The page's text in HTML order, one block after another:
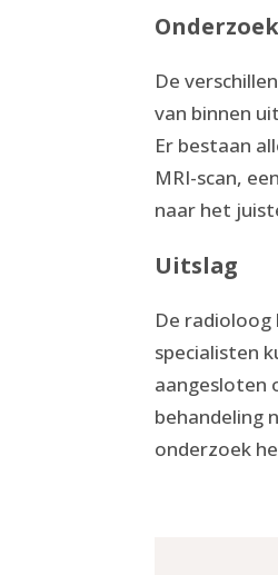
Onderzoek
De
van binnen
Er bestaan
MRI-scan,
naar het
Uitslag
De radioloog
specialisten
aangesloten
behandeling
onderzoek